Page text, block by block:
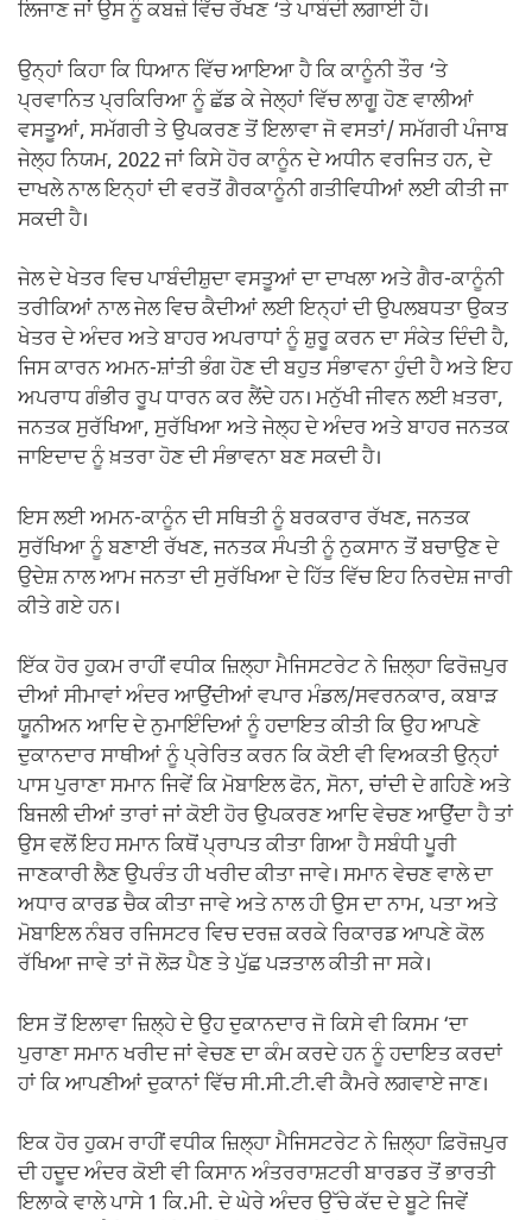
ਲਿਜਾਣ ਜਾਂ ਉਸ ਨੂੰ ਕਬਜ਼ੇ ਵਿੱਚ ਰੱਖਣ ‘ਤੇ ਪਾਬੰਦੀ ਲਗਾਈ ਹੈ।
ਉਨ੍ਹਾਂ ਕਿਹਾ ਕਿ ਧਿਆਨ ਵਿੱਚ ਆਇਆ ਹੈ ਕਿ ਕਾਨੂੰਨੀ ਤੌਰ ‘ਤੇ
ਪ੍ਰਵਾਨਿਤ ਪ੍ਰਕਿਰਿਆ ਨੂੰ ਛੱਡ ਕੇ ਜੇਲ੍ਹਾਂ ਵਿੱਚ ਲਾਗੂ ਹੋਣ ਵਾਲੀਆਂ
ਵਸਤੂਆਂ, ਸਮੱਗਰੀ ਤੇ ਉਪਕਰਣ ਤੋਂ ਇਲਾਵਾ ਜੋ ਵਸਤਾਂ/ ਸਮੱਗਰੀ ਪੰਜਾਬ
ਜੇਲ੍ਹ ਨਿਯਮ, 2022 ਜਾਂ ਕਿਸੇ ਹੋਰ ਕਾਨੂੰਨ ਦੇ ਅਧੀਨ ਵਰਜਿਤ ਹਨ, ਦੇ
ਦਾਖਲੇ ਨਾਲ ਇਨ੍ਹਾਂ ਦੀ ਵਰਤੋਂ ਗੈਰਕਾਨੂੰਨੀ ਗਤੀਵਿਧੀਆਂ ਲਈ ਕੀਤੀ ਜਾ
ਸਕਦੀ ਹੈ।
ਜੇਲ ਦੇ ਖੇਤਰ ਵਿਚ ਪਾਬੰਦੀਸ਼ੁਦਾ ਵਸਤੂਆਂ ਦਾ ਦਾਖਲਾ ਅਤੇ ਗੈਰ-ਕਾਨੂੰਨੀ
ਤਰੀਕਿਆਂ ਨਾਲ ਜੇਲ ਵਿਚ ਕੈਦੀਆਂ ਲਈ ਇਨ੍ਹਾਂ ਦੀ ਉਪਲਬਧਤਾ ਉਕਤ
ਖੇਤਰ ਦੇ ਅੰਦਰ ਅਤੇ ਬਾਹਰ ਅਪਰਾਧਾਂ ਨੂੰ ਸ਼ੁਰੂ ਕਰਨ ਦਾ ਸੰਕੇਤ ਦਿੰਦੀ ਹੈ,
ਜਿਸ ਕਾਰਨ ਅਮਨ-ਸ਼ਾਂਤੀ ਭੰਗ ਹੋਣ ਦੀ ਬਹੁਤ ਸੰਭਾਵਨਾ ਹੁੰਦੀ ਹੈ ਅਤੇ ਇਹ
ਅਪਰਾਧ ਗੰਭੀਰ ਰੂਪ ਧਾਰਨ ਕਰ ਲੈਂਦੇ ਹਨ। ਮਨੁੱਖੀ ਜੀਵਨ ਲਈ ਖ਼ਤਰਾ,
ਜਨਤਕ ਸੁਰੱਖਿਆ, ਸੁਰੱਖਿਆ ਅਤੇ ਜੇਲ੍ਹ ਦੇ ਅੰਦਰ ਅਤੇ ਬਾਹਰ ਜਨਤਕ
ਜਾਇਦਾਦ ਨੂੰ ਖ਼ਤਰਾ ਹੋਣ ਦੀ ਸੰਭਾਵਨਾ ਬਣ ਸਕਦੀ ਹੈ।
ਇਸ ਲਈ ਅਮਨ-ਕਾਨੂੰਨ ਦੀ ਸਥਿਤੀ ਨੂੰ ਬਰਕਰਾਰ ਰੱਖਣ, ਜਨਤਕ
ਸੁਰੱਖਿਆ ਨੂੰ ਬਣਾਈ ਰੱਖਣ, ਜਨਤਕ ਸੰਪਤੀ ਨੂੰ ਨੁਕਸਾਨ ਤੋਂ ਬਚਾਉਣ ਦੇ
ਉਦੇਸ਼ ਨਾਲ ਆਮ ਜਨਤਾ ਦੀ ਸੁਰੱਖਿਆ ਦੇ ਹਿੱਤ ਵਿੱਚ ਇਹ ਨਿਰਦੇਸ਼ ਜਾਰੀ
ਕੀਤੇ ਗਏ ਹਨ।
ਇੱਕ ਹੋਰ ਹੁਕਮ ਰਾਹੀਂ ਵਧੀਕ ਜ਼ਿਲ੍ਹਾ ਮੈਜਿਸਟਰੇਟ ਨੇ ਜ਼ਿਲ੍ਹਾ ਫਿਰੋਜ਼ਪੁਰ
ਦੀਆਂ ਸੀਮਾਵਾਂ ਅੰਦਰ ਆਉਂਦੀਆਂ ਵਪਾਰ ਮੰਡਲ/ਸਵਰਨਕਾਰ, ਕਬਾੜ
ਯੂਨੀਅਨ ਆਦਿ ਦੇ ਨੁਮਾਇੰਦਿਆਂ ਨੂੰ ਹਦਾਇਤ ਕੀਤੀ ਕਿ ਉਹ ਆਪਣੇ
ਦੁਕਾਨਦਾਰ ਸਾਥੀਆਂ ਨੂੰ ਪ੍ਰੇਰਿਤ ਕਰਨ ਕਿ ਕੋਈ ਵੀ ਵਿਅਕਤੀ ਉਨ੍ਹਾਂ
ਪਾਸ ਪੁਰਾਣਾ ਸਮਾਨ ਜਿਵੇਂ ਕਿ ਮੋਬਾਇਲ ਫੋਨ, ਸੋਨਾ, ਚਾਂਦੀ ਦੇ ਗਹਿਣੇ ਅਤੇ
ਬਿਜਲੀ ਦੀਆਂ ਤਾਰਾਂ ਜਾਂ ਕੋਈ ਹੋਰ ਉਪਕਰਣ ਆਦਿ ਵੇਚਣ ਆਉਂਦਾ ਹੈ ਤਾਂ
ਉਸ ਵਲੋਂ ਇਹ ਸਮਾਨ ਕਿਥੋਂ ਪ੍ਰਾਪਤ ਕੀਤਾ ਗਿਆ ਹੈ ਸਬੰਧੀ ਪੂਰੀ
ਜਾਣਕਾਰੀ ਲੈਣ ਉਪਰੰਤ ਹੀ ਖਰੀਦ ਕੀਤਾ ਜਾਵੇ। ਸਮਾਨ ਵੇਚਣ ਵਾਲੇ ਦਾ
ਅਧਾਰ ਕਾਰਡ ਚੈਕ ਕੀਤਾ ਜਾਵੇ ਅਤੇ ਨਾਲ ਹੀ ਉਸ ਦਾ ਨਾਮ, ਪਤਾ ਅਤੇ
ਮੋਬਾਇਲ ਨੰਬਰ ਰਜਿਸਟਰ ਵਿਚ ਦਰਜ਼ ਕਰਕੇ ਰਿਕਾਰਡ ਆਪਣੇ ਕੋਲ
ਰੱਖਿਆ ਜਾਵੇ ਤਾਂ ਜੋ ਲੋੜ ਪੈਣ ਤੇ ਪੁੱਛ ਪੜਤਾਲ ਕੀਤੀ ਜਾ ਸਕੇ।
ਇਸ ਤੋਂ ਇਲਾਵਾ ਜ਼ਿਲ੍ਹੇ ਦੇ ਉਹ ਦੁਕਾਨਦਾਰ ਜੋ ਕਿਸੇ ਵੀ ਕਿਸਮ ‘ਦਾ
ਪੁਰਾਣਾ ਸਮਾਨ ਖਰੀਦ ਜਾਂ ਵੇਚਣ ਦਾ ਕੰਮ ਕਰਦੇ ਹਨ ਨੂੰ ਹਦਾਇਤ ਕਰਦਾਂ
ਹਾਂ ਕਿ ਆਪਣੀਆਂ ਦੁਕਾਨਾਂ ਵਿੱਚ ਸੀ.ਸੀ.ਟੀ.ਵੀ ਕੈਮਰੇ ਲਗਵਾਏ ਜਾਣ।
ਇਕ ਹੋਰ ਹੁਕਮ ਰਾਹੀਂ ਵਧੀਕ ਜ਼ਿਲ੍ਹਾ ਮੈਜਿਸਟਰੇਟ ਨੇ ਜ਼ਿਲ੍ਹਾ ਫ਼ਿਰੋਜ਼ਪੁਰ
ਦੀ ਹਦੂਦ ਅੰਦਰ ਕੋਈ ਵੀ ਕਿਸਾਨ ਅੰਤਰਰਾਸ਼ਟਰੀ ਬਾਰਡਰ ਤੋਂ ਭਾਰਤੀ
ਇਲਾਕੇ ਵਾਲੇ ਪਾਸੇ 1 ਕਿ.ਮੀ. ਦੇ ਘੇਰੇ ਅੰਦਰ ਉੱਚੇ ਕੱਦ ਦੇ ਬੂਟੇ ਜਿਵੇਂ